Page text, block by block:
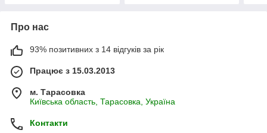
Про нас
93% позитивних з 14 відгуків за рік
Працює з 15.03.2013
м. Тарасовка
Київська область, Тарасовка, Україна
Контакти